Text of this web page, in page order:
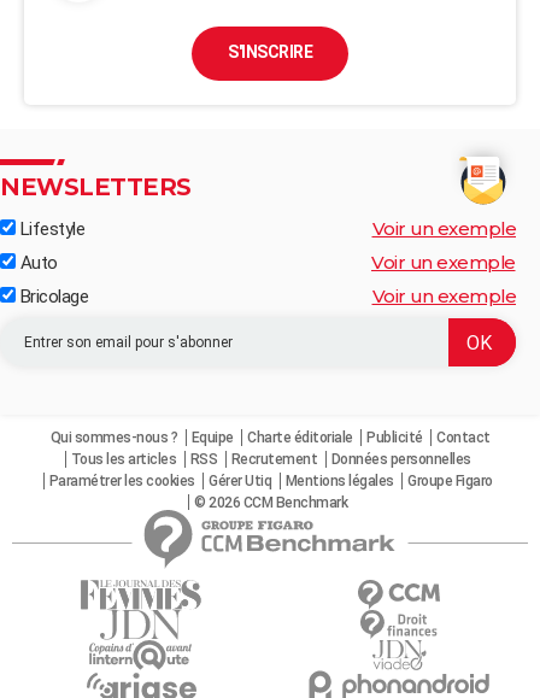
S'INSCRIRE
NEWSLETTERS
Lifestyle Voir un exemple
Auto Voir un exemple
Bricolage Voir un exemple
Qui sommes-nous ? Equipe Charte éditoriale Publicité
Contact
Tous les articles
RSS Recrutement
Données personnelles
Paramétrer les cookies
Gérer Utiq Mentions légales
Groupe Figaro
© 2026 CCM Benchmark